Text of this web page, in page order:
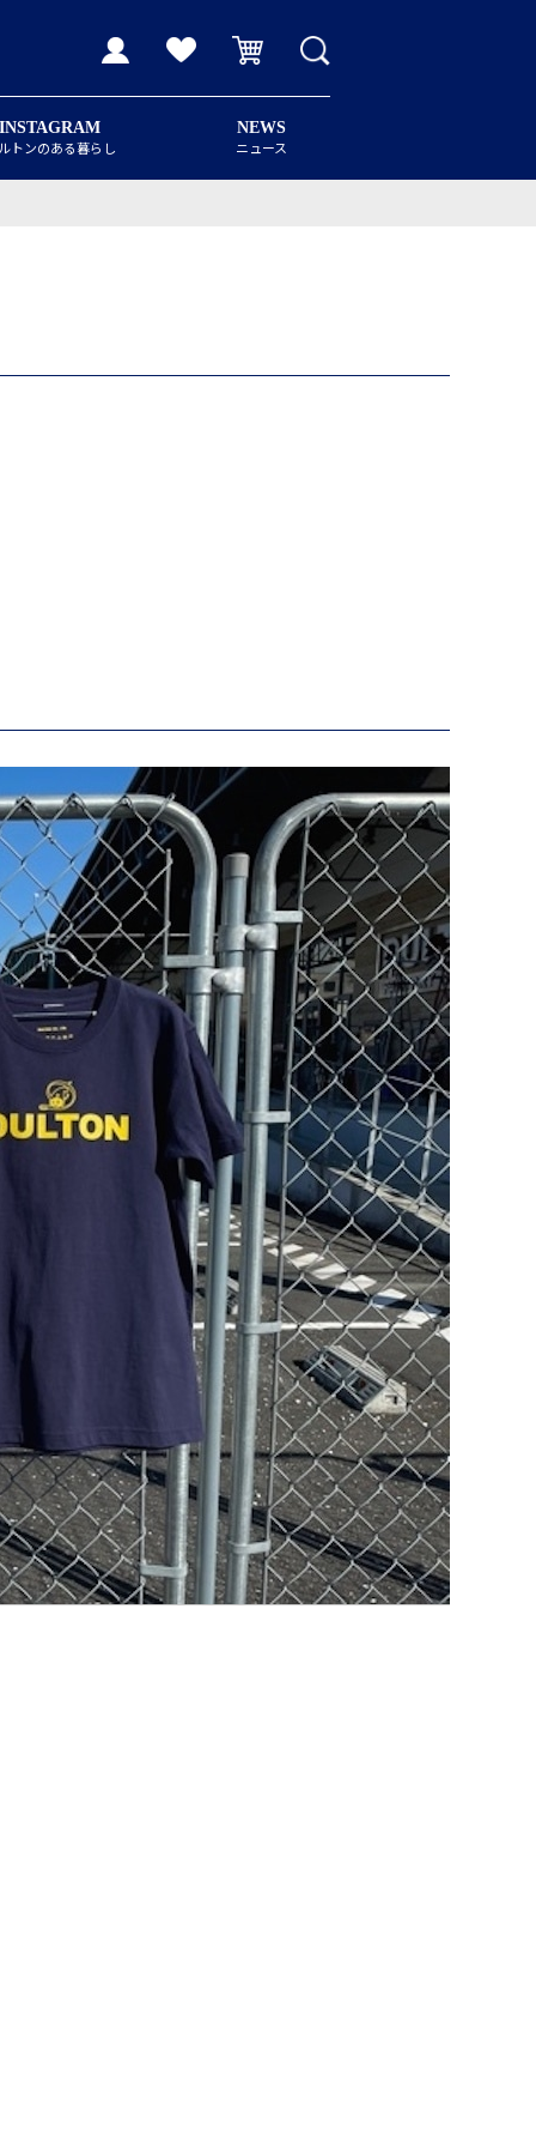
INSTAGRAM
トンのある暮らし
NEWS
ニュース